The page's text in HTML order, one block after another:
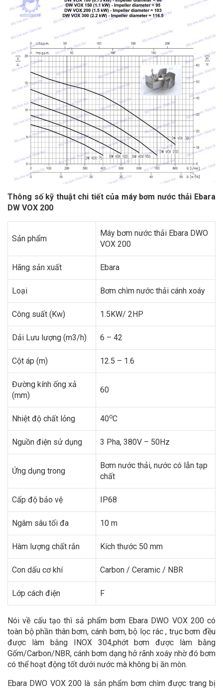
Thông số kỹ thuật chi tiết của máy bơm nước thải Ebara
DW VOX 200
Sản phẩm
Máy bơm nước thải Ebara DWO
VOX 200
Hãng sản xuất Ebara
Loại Bơm chìm nước thải cánh xoáy
Công suất (Kw) 1.5KW/ 2HP
Dải Lưu lượng (m3/h) 6 – 42
Cột áp (m) 12.5 – 1.6
Đường kính ống xả
(mm)
60
Nhiệt độ chất lỏng 40oC
Nguồn điện sử dụng 3 Pha, 380V – 50Hz
Ứng dụng trong
Bơm nước thải, nước có lẫn tạp
chất
Cấp độ bảo vệ IP68
Ngâm sâu tối đa 10 m
Hàm lượng chất rắn Kích thước 50 mm
Con dấu cơ khí Carbon / Ceramic / NBR
Lớp cách điện F
Nói về cấu tạo thì sả phẩm bơm Ebara DWO VOX 200 có
toàn bộ phần thân bơm, cánh bơm, bộ lọc rác , trục bơm đều
được làm bằng INOX 304,phớt bơm được làm bằng
Gốm/Carbon/NBR, cánh bơm dạng hở rãnh xoáy nhờ đó bơm
có thể hoạt động tốt dưới nước mà không bị ăn mòn.
Ebara DWO VOX 200 là sản phẩm bơm chìm được trang bị